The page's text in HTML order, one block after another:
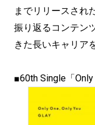
までリリースされ
振り返るコンテン
きた長いキャリア
■60th Single「Only